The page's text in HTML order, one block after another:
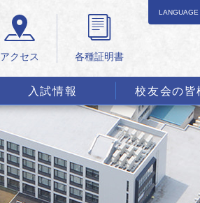
アクセス 各種証明書
入試情報 校友会の皆
LANGUAGE